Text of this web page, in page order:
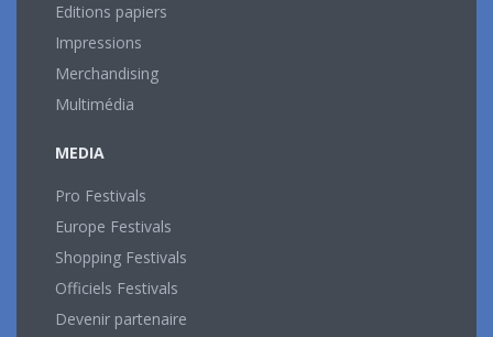
Editions papiers
Impressions
Merchandising
Multimédia
MEDIA
Pro Festivals
Europe Festivals
Shopping Festivals
Officiels Festivals
Devenir partenaire